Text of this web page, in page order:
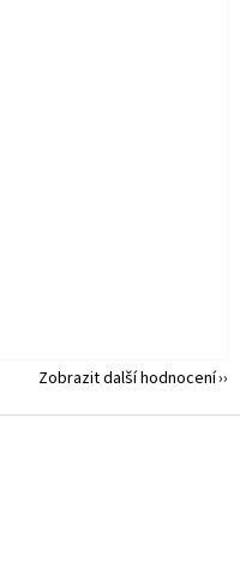
z 5 hvězdiček.
z 5 hvězdiček.
z 5 hvězdiček.
Zobrazit další hodnocení